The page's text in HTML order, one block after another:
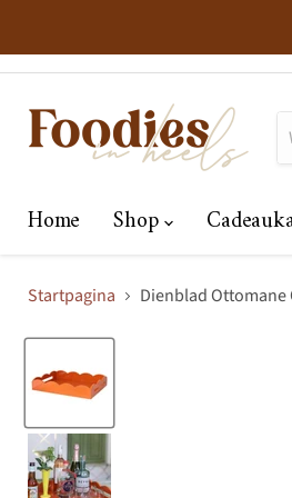
Home Shop
Startpagina Dienblad Ottomane